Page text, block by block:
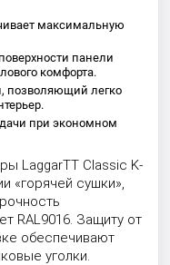
максимальную
панели
комфорта.
позволяющий легко
при экономном
LaggarTT Classic K-
«горячей сушки»,
RAL9016. Защиту от
обеспечивают
уголки.